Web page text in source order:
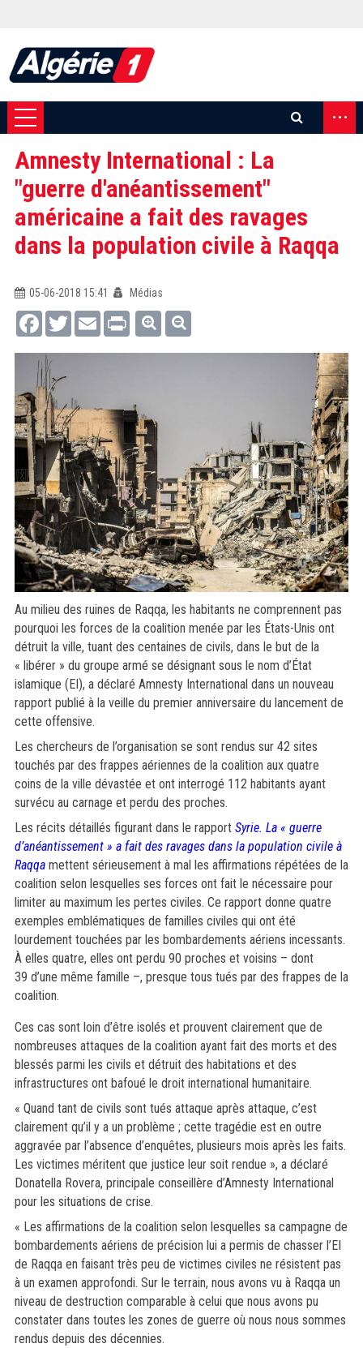
...
Amnesty International : La
"guerre d'anéantissement"
américaine a fait des ravages
dans la population civile à Raqqa
05-06-2018 15:41
Médias
FacebookTwitterEmail Print
Au milieu des ruines de Raqqa, les habitants ne comprennent pas
pourquoi les forces de la coalition menée par les États-Unis ont
détruit la ville, tuant des centaines de civils, dans le but de la
« libérer » du groupe armé se désignant sous le nom d’État
islamique (EI), a déclaré Amnesty International dans un nouveau
rapport publié à la veille du premier anniversaire du lancement de
cette offensive.
Les chercheurs de l’organisation se sont rendus sur 42 sites
touchés par des frappes aériennes de la coalition aux quatre
coins de la ville dévastée et ont interrogé 112 habitants ayant
survécu au carnage et perdu des proches.
Les récits détaillés figurant dans le rapport Syrie. La « guerre
d’anéantissement » a fait des ravages dans la population civile à
Raqqamettent sérieusement à mal les affirmations répétées de la
coalition selon lesquelles ses forces ont fait le nécessaire pour
limiter au maximum les pertes civiles. Ce rapport donne quatre
exemples emblématiques de familles civiles qui ont été
lourdement touchées par les bombardements aériens incessants.
À elles quatre, elles ont perdu 90 proches et voisins – dont
39 d’une même famille –, presque tous tués par des frappes de la
coalition.
Ces cas sont loin d’être isolés et prouvent clairement que de
nombreuses attaques de la coalition ayant fait des morts et des
blessés parmi les civils et détruit des habitations et des
infrastructures ont bafoué le droit international humanitaire.
« Quand tant de civils sont tués attaque après attaque, c’est
clairement qu’il y a un problème ; cette tragédie est en outre
aggravée par l’absence d’enquêtes, plusieurs mois après les faits.
Les victimes méritent que justice leur soit rendue », a déclaré
Donatella Rovera, principale conseillère d’Amnesty International
pour les situations de crise.
« Les affirmations de la coalition selon lesquelles sa campagne de
bombardements aériens de précision lui a permis de chasser l’EI
de Raqqa en faisant très peu de victimes civiles ne résistent pas
à un examen approfondi. Sur le terrain, nous avons vu à Raqqa un
niveau de destruction comparable à celui que nous avons pu
constater dans toutes les zones de guerre où nous nous sommes
rendus depuis des décennies.